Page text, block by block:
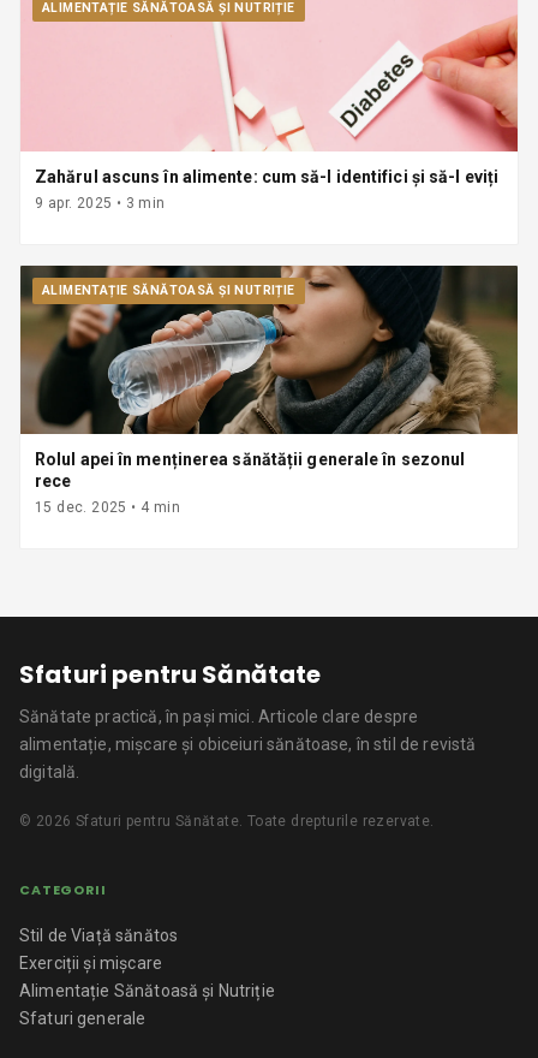
ALIMENTAȚIE SĂNĂTOASĂ ȘI NUTRIȚIE
Zahărul ascuns în alimente: cum să-l identifici și să-l eviți
9 apr. 2025 • 3 min
ALIMENTAȚIE SĂNĂTOASĂ ȘI NUTRIȚIE
Rolul apei în menținerea sănătății generale în sezonul
rece
15 dec. 2025 • 4 min
Sfaturi pentru Sănătate
Sănătate practică, în pași mici. Articole clare despre
alimentație, mișcare și obiceiuri sănătoase, în stil de revistă
digitală.
© 2026 Sfaturi pentru Sănătate . Toate drepturile rezervate.
CATEGORII
Stil de Viață sănătos
Exerciții și mișcare
Alimentație Sănătoasă și Nutriție
Sfaturi generale